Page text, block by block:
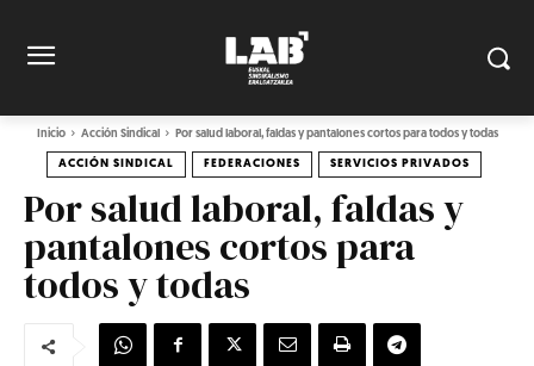
Inicio Acción Sindical Por salud laboral, faldas y pantalones cortos para todos y todas
ACCIÓN SINDICAL FEDERACIONES SERVICIOS PRIVADOS
Por salud laboral, faldas y
pantalones cortos para
todos y todas